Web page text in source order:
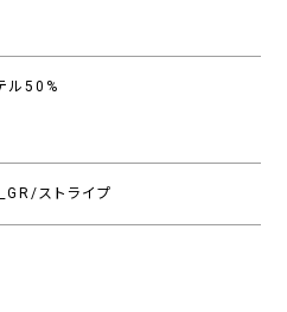
ル50%
ストライプ